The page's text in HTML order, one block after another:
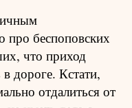
про беспоповских
что приход
дороге. Кстати,
отдалиться от